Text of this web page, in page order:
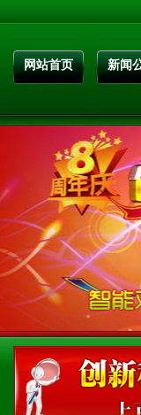
网站首页 新闻